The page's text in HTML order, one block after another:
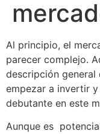
Al principio, el
parecer complejo.
descripción general
empezar a invertir
debutante en este
Aunque es